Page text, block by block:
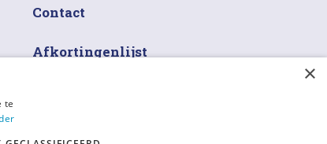
Contact
Afkortingenlijst
×
te